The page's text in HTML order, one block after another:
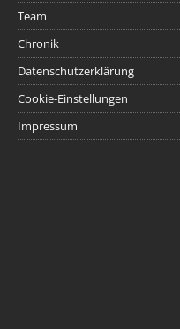
Team
Chronik
Datenschutzerklärung
Cookie-Einstellungen
Impressum